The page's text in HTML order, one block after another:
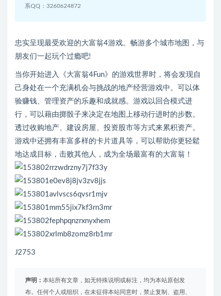
系QQ：3260624872
忠实呈现最受欢迎的大富翁4游戏。畅游多个城市地图，与
朋友们一起玩个过瘾吧!
当你开始进入《大富翁4Fun》的游戏世界时，将会发现自
己身处在一个充满机会与挑战的地产经营游戏中。可以体
验赚钱、管理资产的乐趣和成就感。游戏以回合模式进
行，可以藉由掷骰子来决定在地图上移动行进时的步数。
透过收购地产、建设房屋、投资股市等方式来累积资产。
游戏中还拥有丰富多样的卡片道具等，可以帮助你更轻鬆
地达成目标，击败其他人，成为全场最富有的大富翁！
J2753
声明： 本站所有文章，如无特殊说明或标注，均为本站原创发
布。任何个人或组织，在未征得本站同意时，禁止复制、盗用、